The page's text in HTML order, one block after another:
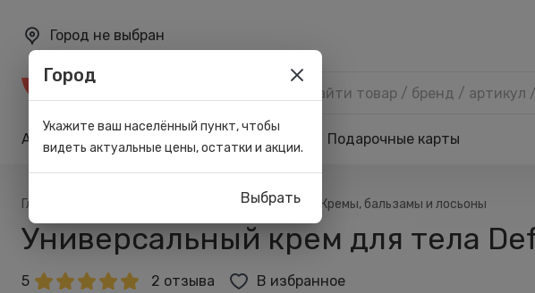
Город не выбран
Акции Карта лояльности Подарочные карты
Главная Для ухода Кремы, бальзамы и лосьоны
Универсальный крем для тела
5 2 отзыва В избранное
Город
Укажите ваш населённый пункт, чтобы
видеть актуальные цены, остатки и акции.
Выбрать